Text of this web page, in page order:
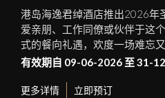
港岛海逸君绰酒店推出2026年
爱亲朋、工作同僚或伙伴于这
式的餐向礼遇，欢度一场难忘
有效期自 09-06-2026 至 31-
更多详情 立即预订